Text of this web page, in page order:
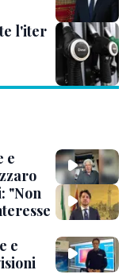
l'iter
e
"Non
e